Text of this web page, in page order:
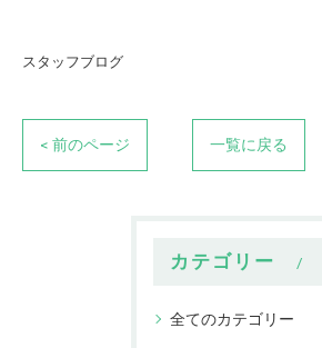
スタッフブログ
< 前のページ 一覧に戻る
カテゴリー
全てのカテゴリー